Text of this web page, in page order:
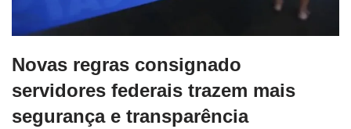
Novas regras consignado
servidores federais trazem mais
segurança e transparência